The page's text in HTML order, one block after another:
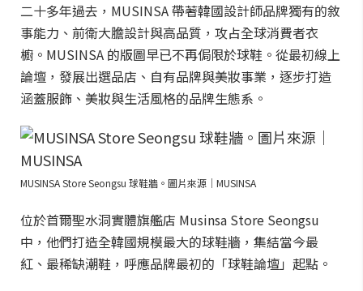
二十多年過去，MUSINSA 帶著韓國設計師品牌獨有的敘
事能力、前衛大膽設計與高品質，攻占全球消費者衣
櫥。MUSINSA 的版圖早已不再侷限於球鞋。從最初線上
論壇，發展出選品店、自有品牌與美妝事業，逐步打造
涵蓋服飾、美妝與生活風格的品牌生態系。
MUSINSA Store Seongsu 球鞋牆。圖片來源｜MUSINSA
位於首爾聖水洞實體旗艦店 Musinsa Store Seongsu
中，他們打造全韓國規模最大的球鞋牆，集結當今最
紅、最稀缺潮鞋，呼應品牌最初的「球鞋論壇」起點。